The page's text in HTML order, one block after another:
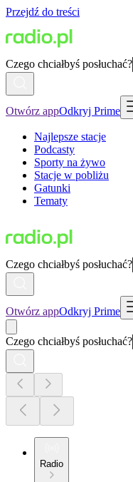
Przejdź do treści
Czego chciałbyś posłuchać?
Otwórz appOdkryj Prime
Najlepsze stacje
Podcasty
Sporty na żywo
Stacje w pobliżu
Gatunki
Tematy
Czego chciałbyś posłuchać?
Otwórz appOdkryj Prime
Czego chciałbyś posłuchać?
Radio